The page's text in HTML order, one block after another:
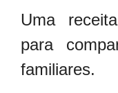
Uma
para
familiares.